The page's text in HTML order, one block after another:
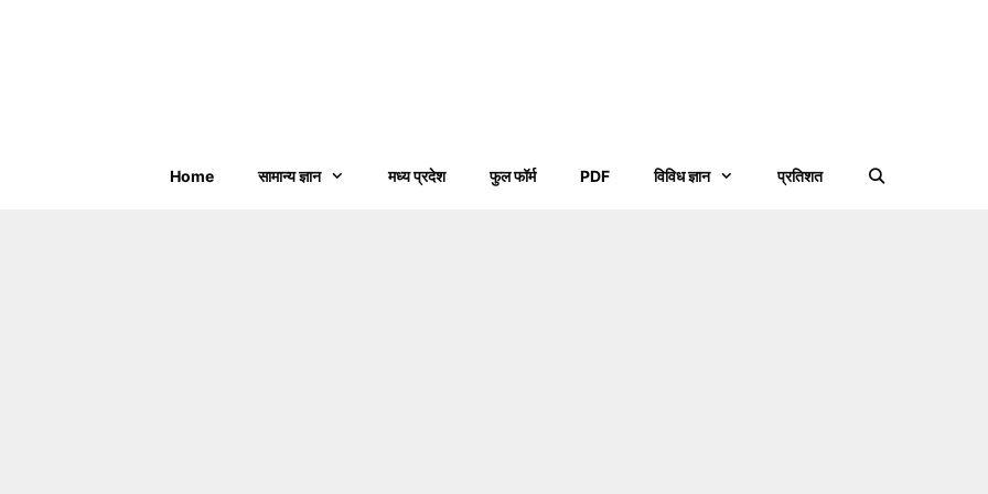
Home सामान्य ज्ञान मध्य प्रदेश फुल फॉर्म PDF विविध ज्ञान प्रतिशत